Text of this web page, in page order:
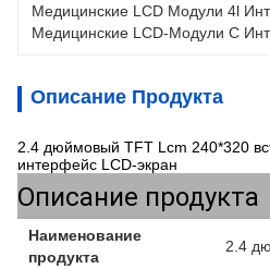
Медицинские LCD Модули 4l
Медицинские LCD-Модули С
Описание Продукта
2.4 дюймовый TFT Lcm 240*320
интерфейс LCD-экран
Описание продукта
Наименование
продукта
2.4